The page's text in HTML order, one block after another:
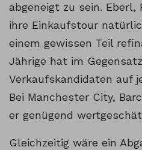
abgeneigt zu sein. Eberl,
ihre Einkaufstour
einem gewissen Teil
Jährige hat im
Verkaufskandidaten auf
Bei Manchester City,
er genügend
Gleichzeitig wäre ein